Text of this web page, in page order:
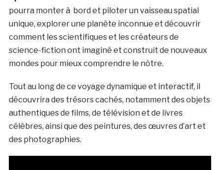
pourra monter à bord et piloter un vaisseau spatial
unique, explorer une planète inconnue et découvrir
comment les scientifiques et les créateurs de
science-fiction ont imaginé et construit de nouveaux
mondes pour mieux comprendre le nôtre.
Tout au long de ce voyage dynamique et interactif, il
découvrira des trésors cachés, notamment des objets
authentiques de films, de télévision et de livres
célèbres, ainsi que des peintures, des œuvres d’art et
des photographies.